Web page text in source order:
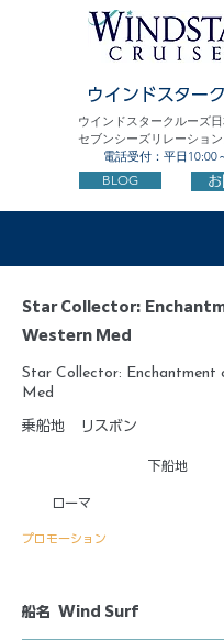
ウインドスター
ウインドスタークルーズ
セブンシーズリレーショ
電話受付：平日10:00
BLOG
Star Collector:
Western Med
Star Collector: Enchantment
Med
乗船地 リスボン
下船地
ローマ
プロモーション
船名 Wind Surf